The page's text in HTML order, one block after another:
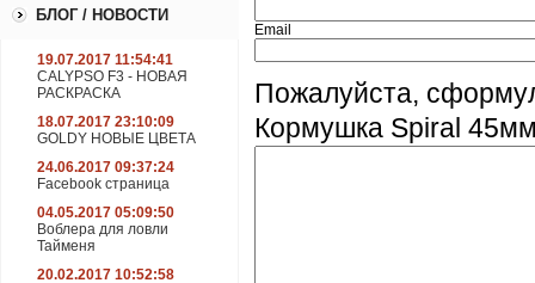
БЛОГ / НОВОСТИ
19.07.2017 11:54:41
CALYPSO F3 - НОВАЯ
РАСКРАСКА
18.07.2017 23:10:09
GOLDY НОВЫЕ ЦВЕТА
24.06.2017 09:37:24
Facebook страница
04.05.2017 05:09:50
Воблера для ловли
Тайменя
20.02.2017 10:52:58
Email
Пожалуйста,
Кормушка Spiral